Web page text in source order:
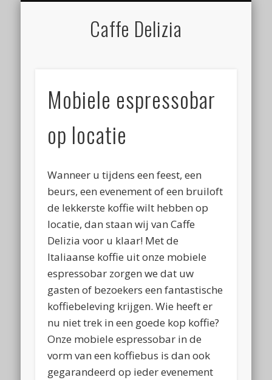
Caffe Delizia
Mobiele espressobar
op locatie
Wanneer u tijdens een feest, een
beurs, een evenement of een bruiloft
de lekkerste koffie wilt hebben op
locatie, dan staan wij van Caffe
Delizia voor u klaar! Met de
Italiaanse koffie uit onze mobiele
espressobar zorgen we dat uw
gasten of bezoekers een fantastische
koffiebeleving krijgen. Wie heeft er
nu niet trek in een goede kop koffie?
Onze mobiele espressobar in de
vorm van een koffiebus is dan ook
gegarandeerd op ieder evenement